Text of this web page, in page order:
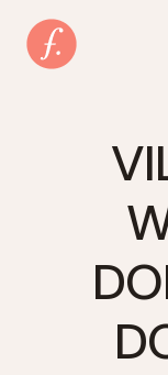
Inhalt
springen